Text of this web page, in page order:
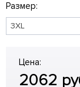
Размер:
Цена:
2062